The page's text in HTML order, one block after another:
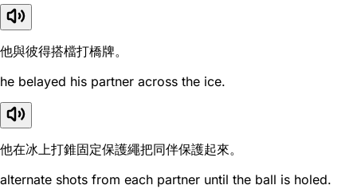
他與彼得搭檔打橋牌。
he belayed his partner across the ice.
他在冰上打錐固定保護繩把同伴保護起來。
alternate shots from each partner until the ball is holed.